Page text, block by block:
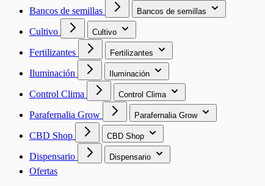
Bancos de semillas Bancos de semillas
Cultivo Cultivo
Fertilizantes Fertilizantes
Iluminación Iluminación
Control Clima Control Clima
Parafernalia Grow Parafernalia Grow
CBD Shop CBD Shop
Dispensario Dispensario
Ofertas